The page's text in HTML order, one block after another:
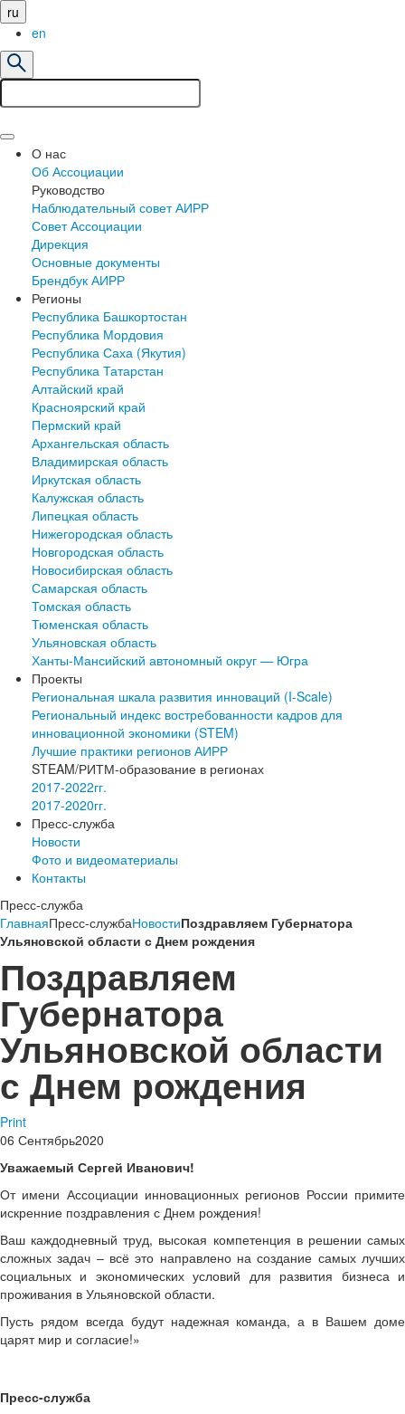
ru
en
О нас
Об Ассоциации
Руководство
Наблюдательный совет АИРР
Совет Ассоциации
Дирекция
Основные документы
Брендбук АИРР
Регионы
Республика Башкортостан
Республика Мордовия
Республика Саха (Якутия)
Республика Татарстан
Алтайский край
Красноярский край
Пермский край
Архангельская область
Владимирская область
Иркутская область
Калужская область
Липецкая область
Нижегородская область
Новгородская область
Новосибирская область
Самарская область
Томская область
Тюменская область
Ульяновская область
Ханты-Мансийский автономный округ — Югра
Проекты
Региональная шкала развития инноваций (I-Scale)
Региональный индекс востребованности кадров для
инновационной экономики (STEM)
Лучшие практики регионов АИРР
STEAM/РИТМ-образование в регионах
2017-2022гг.
2017-2020гг.
Пресс-служба
Новости
Фото и видеоматериалы
Контакты
Пресс-служба
ГлавнаяПресс-службаНовостиПоздравляем Губернатора
Ульяновской области с Днем рождения
Поздравляем
Губернатора
Ульяновской области
с Днем рождения
Print
06 Сентябрь2020
Уважаемый Сергей Иванович!
От имени Ассоциации инновационных регионов России примите
искренние поздравления с Днем рождения!
Ваш каждодневный труд, высокая компетенция в решении самых
сложных задач – всё это направлено на создание самых лучших
социальных и экономических условий для развития бизнеса и
проживания в Ульяновской области.
Пусть рядом всегда будут надежная команда, а в Вашем доме
царят мир и согласие!»
Пресс-служба